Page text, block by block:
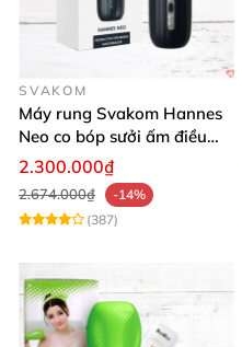
SVAKOM
Máy rung Svakom Hannes
Neo co bóp sưởi ấm điều
khiển app
2.300.000₫
2.674.000₫
-14%
(387)